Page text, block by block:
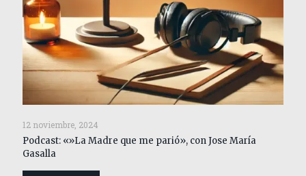
12 noviembre, 2024
Podcast: «»La Madre que me parió», con Jose María
Gasalla